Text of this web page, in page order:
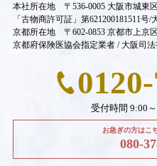
本社所在地 〒536-0005 大阪市城東
「古物商許可証」第621200181511号
京都所在地 〒602-0853 京都市上京
京都府保険医協会指定業者 / 大阪司
受付時間 9:00
お急ぎの方はこ
080-